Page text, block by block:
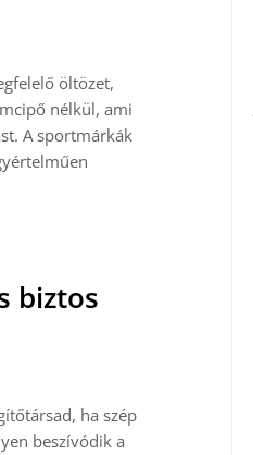
öltözet,
nélkül, ami
A sportmárkák
biztos
ha szép
beszívódik a